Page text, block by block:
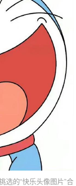
选的“快乐头像图片”合